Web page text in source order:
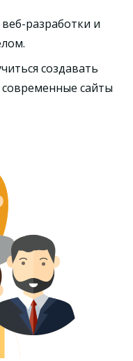
разработки и
создавать
сайты